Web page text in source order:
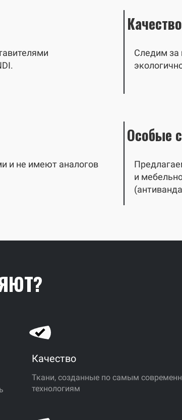
Качество
Следим за
и не имеют аналогов
Особые
и
Качество
Ткани, созданные по самым
технологиям